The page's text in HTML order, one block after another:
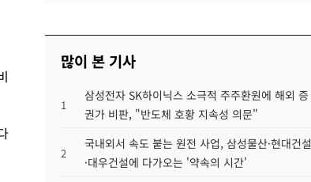
많이 본 기사
1
삼성전자 SK하이닉스 소극적 주주환원에 해외 증
권가 비판, "반도체 호황 지속성 의문"
2
국내외서 속도 붙는 원전 사업, 삼성물산·현대건설
·대우건설에 다가오는 '약속의 시간'